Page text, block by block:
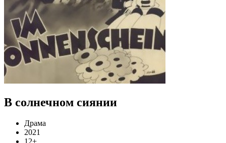
В солнечном сиянии
Драма
2021